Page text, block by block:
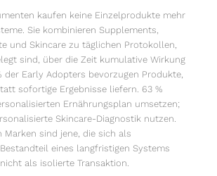
kaufen keine Einzelprodukte mehr
Sie kombinieren Supplements,
und Skincare zu täglichen Protokollen,
sind, über die Zeit kumulative Wirkung
der Early Adopters bevorzugen Produkte,
sofortige Ergebnisse liefern. 63 %
Ernährungsplan umsetzen;
Skincare-Diagnostik nutzen.
Marken sind jene, die sich als
eines langfristigen Systems
als isolierte Transaktion.